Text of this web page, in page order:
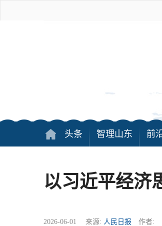
头条 智理山东 前
以习近平经济
2026-06-01 来源: 人民日报 作者: